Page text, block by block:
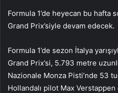
Formula 1’de heyecan bu hafta
Grand Prix’siyle devam edecek.
Formula 1’de sezon İtalya
Grand Prix’si, 5.793 metre
Nazionale Monza Pisti’nde 53
Hollandalı pilot Max